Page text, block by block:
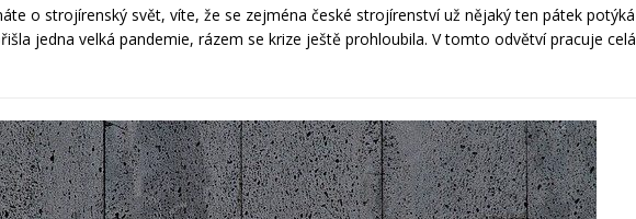
o strojírenský svět, víte, že se zejména české strojírenství už nějaký ten pátek potýká
jedna velká pandemie, rázem se krize ještě prohloubila. V tomto odvětví pracuje celá